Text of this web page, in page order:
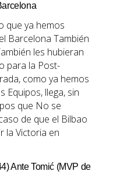
que ya hemos
Barcelona También
les hubieran
para la Post-
como ya hemos
Equipos, llega, sin
que No se
de que el Bilbao
la Victoria en
Ante Tomić (MVP de